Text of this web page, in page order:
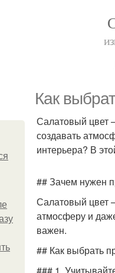
Как
Салатовый цвет
создавать
интерьера? В
## Зачем нужен
Салатовый цвет
атмосферу и
важен.
## Как выбрать